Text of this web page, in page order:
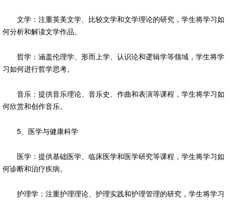
文学：注重英美文学、比较文学和文学理论的研究，学生将学习如
何分析和解读文学作品。
哲学：涵盖伦理学、形而上学、认识论和逻辑学等领域，学生将学
习如何进行哲学思考。
音乐：提供音乐理论、音乐史、作曲和表演等课程，学生将学习如
何欣赏和创作音乐。
5、医学与健康科学
医学：提供基础医学、临床医学和医学研究等课程，学生将学习如
何诊断和治疗疾病。
护理学：注重护理理论、护理实践和护理管理的研究，学生将学习